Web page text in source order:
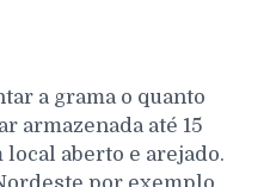
a grama o quanto
armazenada até 15
local aberto e arejado.
por exemplo